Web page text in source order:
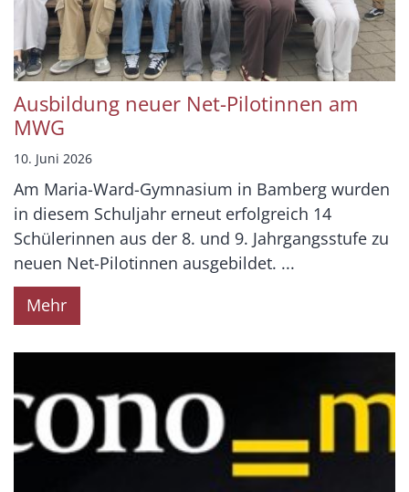
Ausbildung neuer Net-Pilotinnen am
MWG
10. Juni 2026
Am Maria-Ward-Gymnasium in Bamberg wurden
in diesem Schuljahr erneut erfolgreich 14
Schülerinnen aus der 8. und 9. Jahrgangsstufe zu
neuen Net-Pilotinnen ausgebildet. ...
Mehr